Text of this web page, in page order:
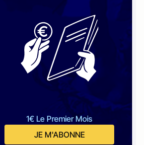
1€ Le Premier Mois
JE M'ABONNE